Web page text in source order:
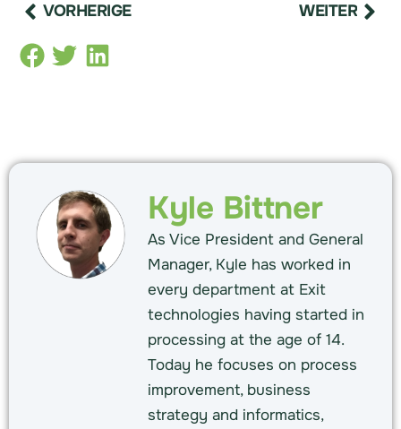
VORHERIGE WEITER
Kyle Bittner
As Vice President and General
Manager, Kyle has worked in
every department at Exit
technologies having started in
processing at the age of 14.
Today he focuses on process
improvement, business
strategy and informatics,